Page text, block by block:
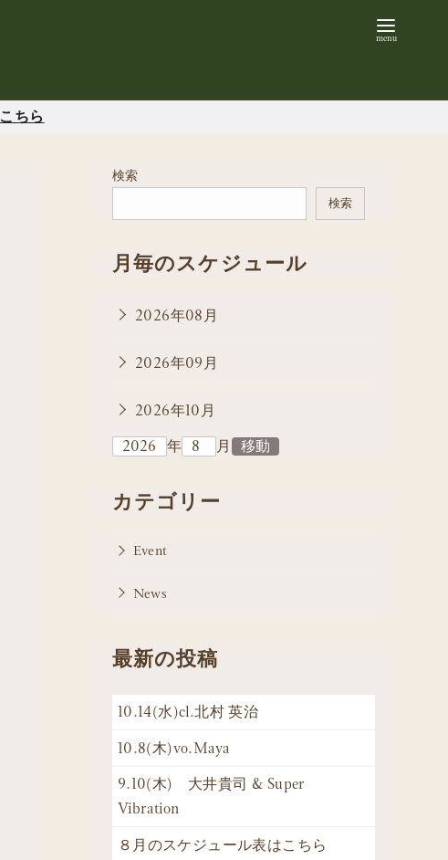
こちら
検索
検索
月毎のスケジュール
2026年08月
2026年09月
2026年10月
年
月
カテゴリー
Event
News
最新の投稿
10.14(水)cl.北村 英治
10.8(木)vo.Maya
9.10(木) 大井貴司 & Super
Vibration
８月のスケジュール表はこちら